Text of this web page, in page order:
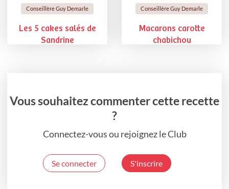
Conseillère Guy Demarle
Les 5 cakes salés de
Sandrine
Conseillère Guy Demarle
Macarons carotte
chabichou
Vous souhaitez commenter cette recette
?
Connectez-vous ou rejoignez le Club
Se connecter S'inscrire